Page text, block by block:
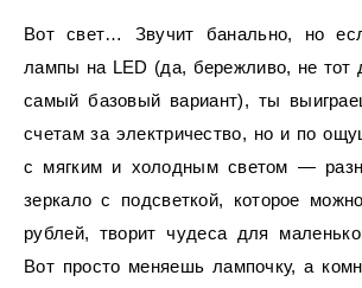
Вот свет… Звучит банально, но
лампы на LED (да, бережливо, не тот
самый базовый вариант), ты
счетам за электричество, но и по
с мягким и холодным светом —
зеркало с подсветкой, которое
рублей, творит чудеса для
Вот просто меняешь лампочку, а